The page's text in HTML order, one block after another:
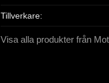
Tillverkare
Visa alla produkter från